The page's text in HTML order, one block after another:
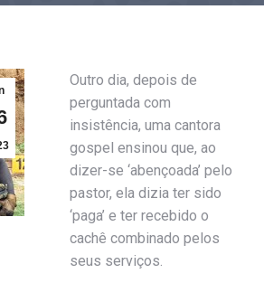
Outro dia, depois de
perguntada com
insistência, uma cantora
gospel ensinou que, ao
dizer-se ‘abençoada’ pelo
pastor, ela dizia ter sido
‘paga’ e ter recebido o
cachê combinado pelos
seus serviços.